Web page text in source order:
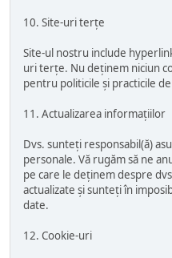
10. Site-uri terțe
Site-ul nostru include
uri terțe. Nu deținem niciun
pentru politicile și practicile
11. Actualizarea informațiilor
Dvs. sunteți responsabil(ă)
personale. Vă rugăm să ne
pe care le deținem despre
actualizate și sunteți în
date.
12. Cookie-uri